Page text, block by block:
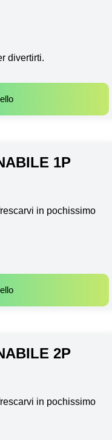
divertirti.
1P
in pochissimo
2P
in pochissimo